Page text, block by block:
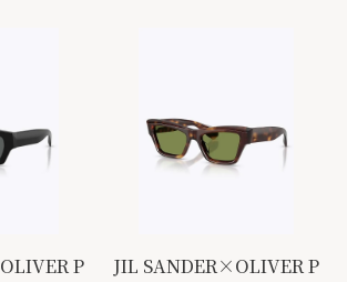
P
JIL SANDER×OLIVER P